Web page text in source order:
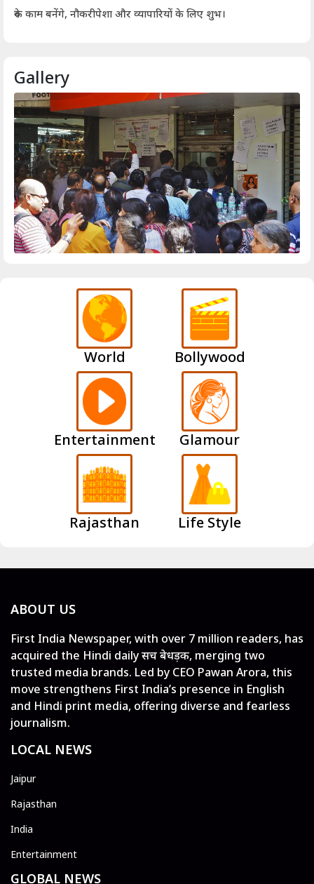
रुके काम बनेंगे, नौकरीपेशा और व्यापारियों के लिए शुभ।
Gallery
World Bollywood
Entertainment Glamour
Rajasthan Life Style
ABOUT US
First India Newspaper, with over 7 million readers, has
acquired the Hindi daily सच बेधड़क, merging two
trusted media brands. Led by CEO Pawan Arora, this
move strengthens First India’s presence in English
and Hindi print media, offering diverse and fearless
journalism.
LOCAL NEWS
Jaipur
Rajasthan
India
Entertainment
GLOBAL NEWS